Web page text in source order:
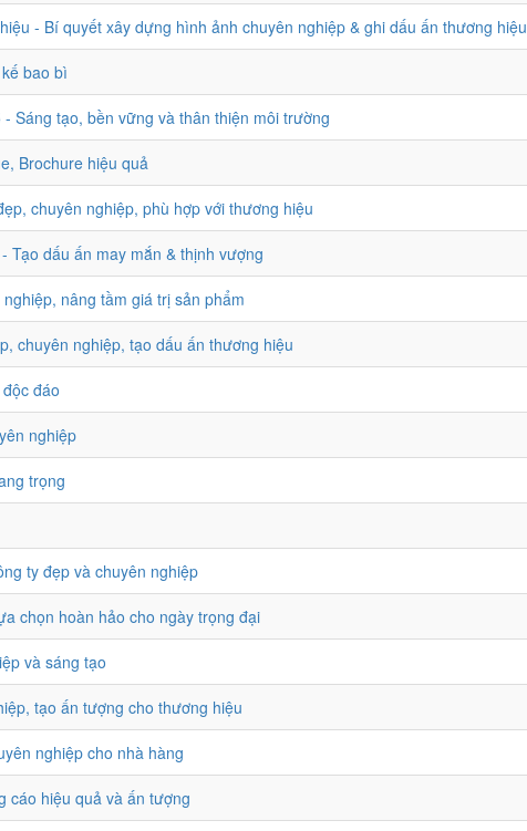
- Bí quyết xây dựng hình ảnh chuyên nghiệp & ghi dấu ấn thương hiệu
bao bì
Sáng tạo, bền vững và thân thiện môi trường
Brochure hiệu quả
chuyên nghiệp, phù hợp với thương hiệu
Tạo dấu ấn may mắn & thịnh vượng
nâng tầm giá trị sản phẩm
chuyên nghiệp, tạo dấu ấn thương hiệu
đáo
nghiệp
trọng
ty đẹp và chuyên nghiệp
chọn hoàn hảo cho ngày trọng đại
và sáng tạo
tạo ấn tượng cho thương hiệu
nghiệp cho nhà hàng
cáo hiệu quả và ấn tượng